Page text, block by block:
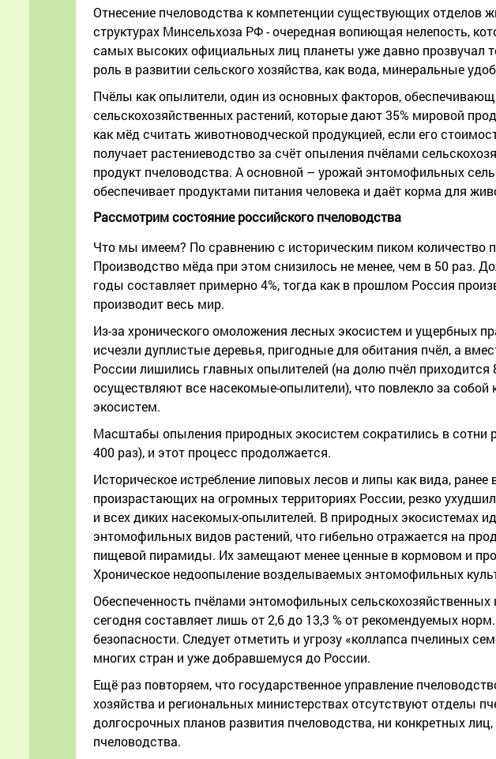
Отнесение пчеловодства к компетенции существующих отделов
структурах Минсельхоза РФ - очередная вопиющая нелепость,
самых высоких официальных лиц планеты уже давно прозвучал
роль в развитии сельского хозяйства, как вода, минеральные
Пчёлы как опылители, один из основных факторов,
сельскохозяйственных растений, которые дают 35% мировой
как мёд считать животноводческой продукцией, если его
получает растениеводство за счёт опыления пчёлами
продукт пчеловодства. А основной – урожай энтомофильных
обеспечивает продуктами питания человека и даёт корма для
Рассмотрим состояние российского пчеловодства
Что мы имеем? По сравнению с историческим пиком количество
Производство мёда при этом снизилось не менее, чем в 50 раз.
годы составляет примерно 4%, тогда как в прошлом Россия
производит весь мир.
Из-за хронического омоложения лесных экосистем и ущербных
исчезли дуплистые деревья, пригодные для обитания пчёл, а
России лишились главных опылителей (на долю пчёл
осуществляют все насекомые-опылители), что повлекло за собой
экосистем.
Масштабы опыления природных экосистем сократились в сотни
400 раз), и этот процесс продолжается.
Историческое истребление липовых лесов и липы как вида,
произрастающих на огромных территориях России, резко
и всех диких насекомых-опылителей. В природных экосистемах
энтомофильных видов растений, что гибельно отражается на
пищевой пирамиды. Их замещают менее ценные в кормовом и
Хроническое недоопыление возделываемых энтомофильных
Обеспеченность пчёлами энтомофильных сельскохозяйственных
сегодня составляет лишь от 2,6 до 13,3 % от рекомендуемых
безопасности. Следует отметить и угрозу «коллапса пчелиных
многих стран и уже добравшемуся до России.
Ещё раз повторяем, что государственное управление
хозяйства и региональных министерствах отсутствуют отделы
долгосрочных планов развития пчеловодства, ни конкретных
пчеловодства.